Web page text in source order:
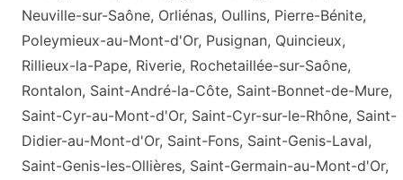
Neuville-sur-Saône, Orliénas, Oullins, Pierre-Bénite,
Poleymieux-au-Mont-d'Or, Pusignan, Quincieux,
Rillieux-la-Pape, Riverie, Rochetaillée-sur-Saône,
Rontalon, Saint-André-la-Côte, Saint-Bonnet-de-Mure,
Saint-Cyr-au-Mont-d'Or, Saint-Cyr-sur-le-Rhône, Saint-
Didier-au-Mont-d'Or, Saint-Fons, Saint-Genis-Laval,
Saint-Genis-les-Ollières, Saint-Germain-au-Mont-d'Or,